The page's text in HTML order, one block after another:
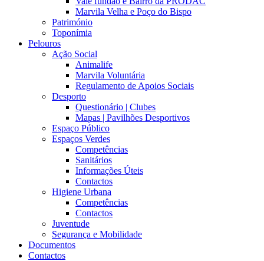
Marvila Velha e Poço do Bispo
Património
Toponímia
Pelouros
Ação Social
Animalife
Marvila Voluntária
Regulamento de Apoios Sociais
Desporto
Questionário | Clubes
Mapas | Pavilhões Desportivos
Espaço Público
Espaços Verdes
Competências
Sanitários
Informações Úteis
Contactos
Higiene Urbana
Competências
Contactos
Juventude
Segurança e Mobilidade
Documentos
Contactos